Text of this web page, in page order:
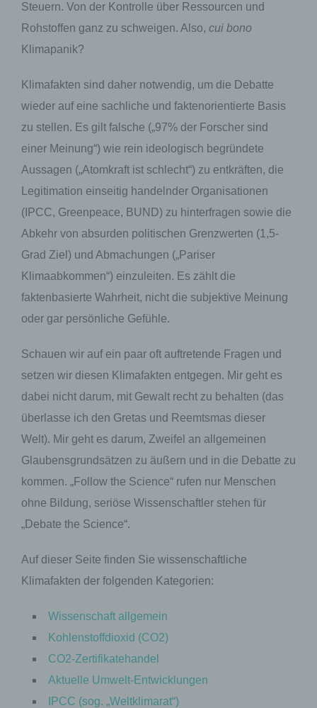
Steuern. Von der Kontrolle über Ressourcen und
Rohstoffen ganz zu schweigen. Also, cui bono
Klimapanik?
Klimafakten sind daher notwendig, um die Debatte
wieder auf eine sachliche und faktenorientierte Basis
zu stellen. Es gilt falsche („97% der Forscher sind
einer Meinung“) wie rein ideologisch begründete
Aussagen („Atomkraft ist schlecht“) zu entkräften, die
Legitimation einseitig handelnder Organisationen
(IPCC, Greenpeace, BUND) zu hinterfragen sowie die
Abkehr von absurden politischen Grenzwerten (1,5-
Grad Ziel) und Abmachungen („Pariser
Klimaabkommen“) einzuleiten. Es zählt die
faktenbasierte Wahrheit, nicht die subjektive Meinung
oder gar persönliche Gefühle.
Schauen wir auf ein paar oft auftretende Fragen und
setzen wir diesen Klimafakten entgegen. Mir geht es
dabei nicht darum, mit Gewalt recht zu behalten (das
überlasse ich den Gretas und Reemtsmas dieser
Welt). Mir geht es darum, Zweifel an allgemeinen
Glaubensgrundsätzen zu äußern und in die Debatte zu
kommen. „Follow the Science“ rufen nur Menschen
ohne Bildung, seriöse Wissenschaftler stehen für
„Debate the Science“.
Auf dieser Seite finden Sie wissenschaftliche
Klimafakten der folgenden Kategorien:
Wissenschaft allgemein
Kohlenstoffdioxid (CO2)
CO2-Zertifikatehandel
Aktuelle Umwelt-Entwicklungen
IPCC (sog. „Weltklimarat“)